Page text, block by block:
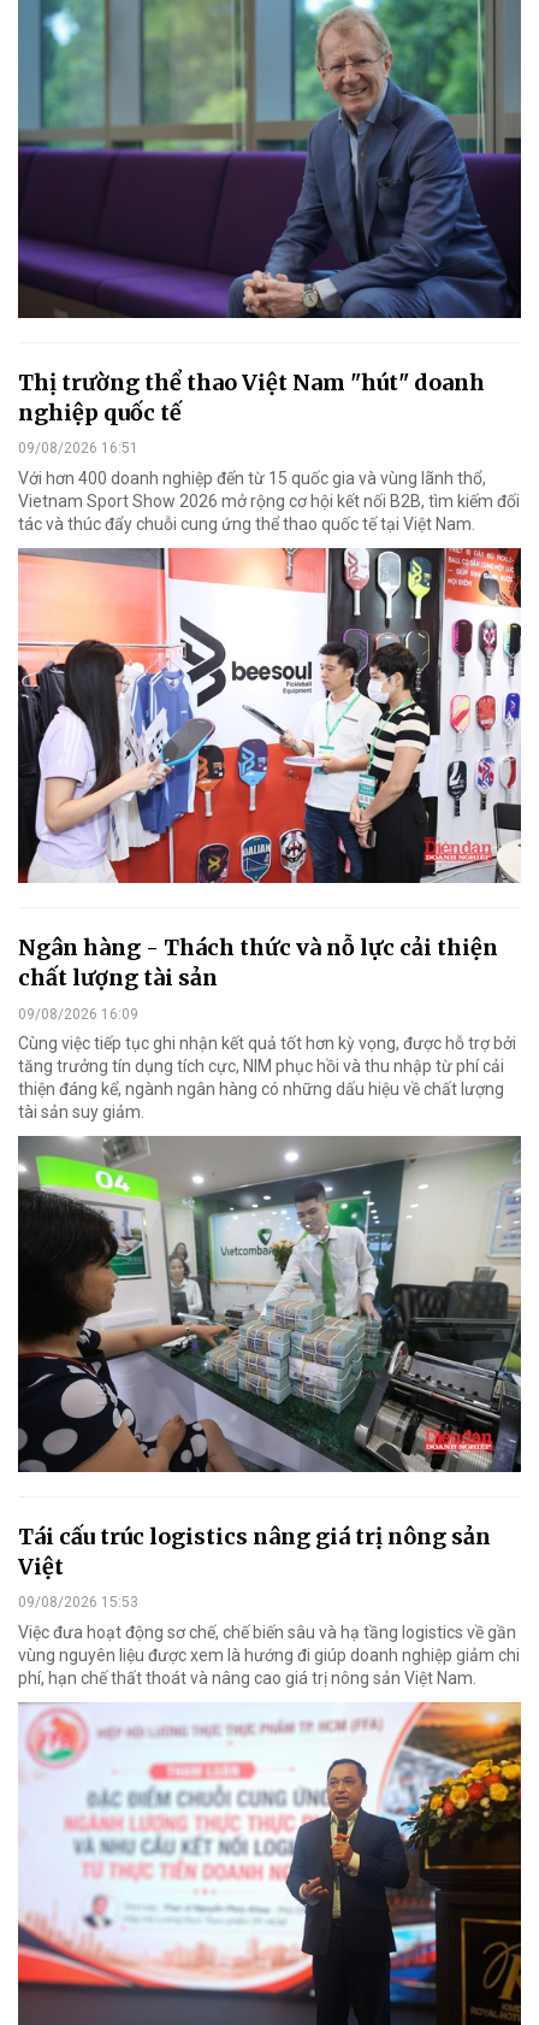
Thị trường thể thao Việt Nam "hút" doanh
nghiệp quốc tế
09/08/2026 16:51
Với hơn 400 doanh nghiệp đến từ 15 quốc gia và vùng lãnh thổ,
Vietnam Sport Show 2026 mở rộng cơ hội kết nối B2B, tìm kiếm đối
tác và thúc đẩy chuỗi cung ứng thể thao quốc tế tại Việt Nam.
Ngân hàng - Thách thức và nỗ lực cải thiện
chất lượng tài sản
09/08/2026 16:09
Cùng việc tiếp tục ghi nhận kết quả tốt hơn kỳ vọng, được hỗ trợ bởi
tăng trưởng tín dụng tích cực, NIM phục hồi và thu nhập từ phí cải
thiện đáng kể, ngành ngân hàng có những dấu hiệu về chất lượng
tài sản suy giảm.
Tái cấu trúc logistics nâng giá trị nông sản
Việt
09/08/2026 15:53
Việc đưa hoạt động sơ chế, chế biến sâu và hạ tầng logistics về gần
vùng nguyên liệu được xem là hướng đi giúp doanh nghiệp giảm chi
phí, hạn chế thất thoát và nâng cao giá trị nông sản Việt Nam.